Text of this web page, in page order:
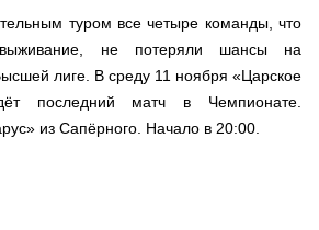
туром все четыре команды, что
не потеряли шансы на
лиге. В среду 11 ноября «Царское
последний матч в Чемпионате.
из Сапёрного. Начало в 20:00.